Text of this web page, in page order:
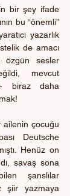
bir şey ifade
bu “önemli”
yazarlık
de amacı
özgün sesler
mevcut
biraz daha
ailenin çocuğu
Deutsche
Henüz on
savaş sona
şanslılar
şiir yazmaya